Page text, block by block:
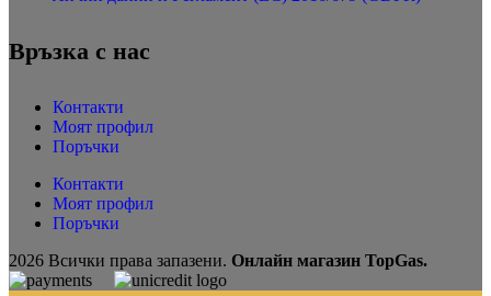
Връзка с нас
Контакти
Моят профил
Поръчки
Контакти
Моят профил
Поръчки
2026 Всички права запазени. Онлайн магазин TopGas.